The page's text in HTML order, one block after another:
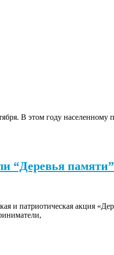
В этом году населенному
“Деревья
и патриотическая акция